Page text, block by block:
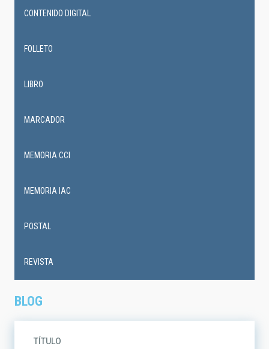
BLOG
TÍTULO
CONTENIDO DIGITAL
FOLLETO
LIBRO
MARCADOR
MEMORIA CCI
MEMORIA IAC
POSTAL
REVISTA